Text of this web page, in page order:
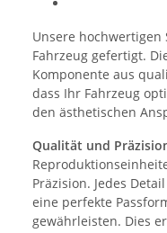
Unsere
Fahrzeug gefertigt.
Komponente aus
dass Ihr Fahrzeug
den ästhetischen
Qualität und
Präzision. Jedes
eine perfekte
gewährleisten. Dies